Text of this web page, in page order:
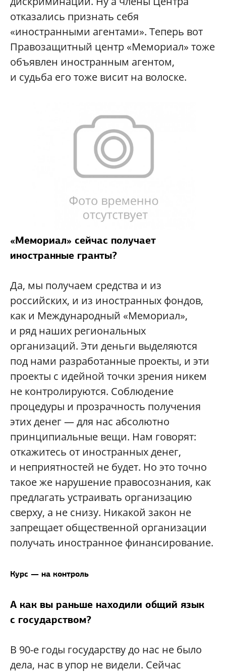
отказались признать себя
«иностранными агентами». Теперь вот
Правозащитный центр «Мемориал» тоже
объявлен иностранным агентом,
и судьба его тоже висит на волоске.
«Мемориал» сейчас получает
иностранные гранты?
Да, мы получаем средства и из
российских, и из иностранных фондов,
как и Международный «Мемориал»,
и ряд наших региональных
организаций. Эти деньги выделяются
под нами разработанные проекты, и эти
проекты с идейной точки зрения никем
не контролируются. Соблюдение
процедуры и прозрачность получения
этих денег — для нас абсолютно
принципиальные вещи. Нам говорят:
откажитесь от иностранных денег,
и неприятностей не будет. Но это точно
такое же нарушение правосознания, как
предлагать устраивать организацию
сверху, а не снизу. Никакой закон не
запрещает общественной организации
получать иностранное финансирование.
Курс — на контроль
А как вы раньше находили общий язык
с государством?
В 90-е годы государству до нас не было
дела, нас в упор не видели. Сейчас